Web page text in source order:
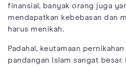
finansial, banyak orang juga
mendapatkan kebebasan dan
harus menikah.
Padahal, keutamaan
pandangan Islam sangat